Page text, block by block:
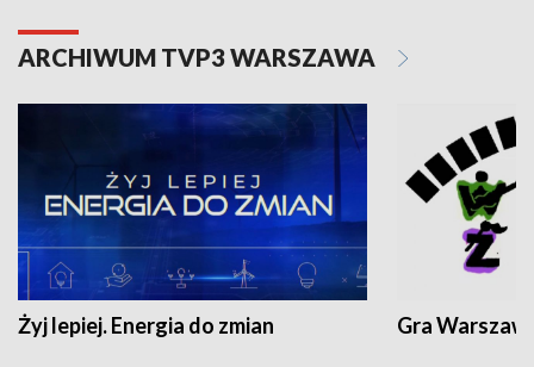
ARCHIWUM TVP3 WARSZAWA
Żyj lepiej. Energia do zmian Gra